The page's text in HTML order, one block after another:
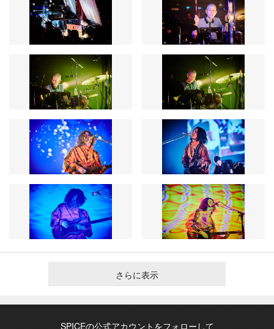
さらに表示
SPICEの公式アカウントをフォローして